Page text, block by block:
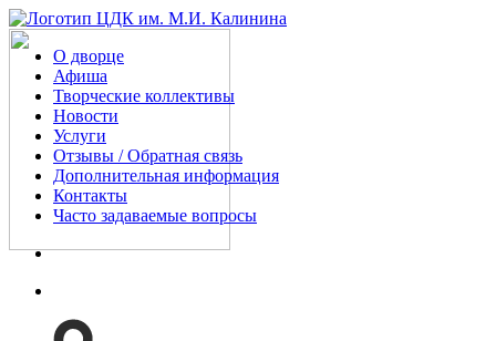
О дворце
Афиша
Творческие коллективы
Новости
Услуги
Отзывы / Обратная связь
Дополнительная информация
Контакты
Часто задаваемые вопросы